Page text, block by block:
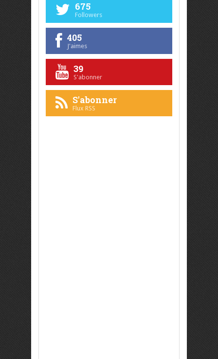
675
Followers
405
J'aimes
39
S'abonner
S'abonner
Flux RSS